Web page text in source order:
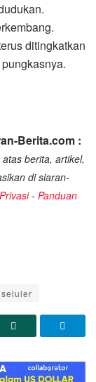
ditingkatkan
Berita.com :
berita, artikel,
di siaran-
- Panduan
seluler